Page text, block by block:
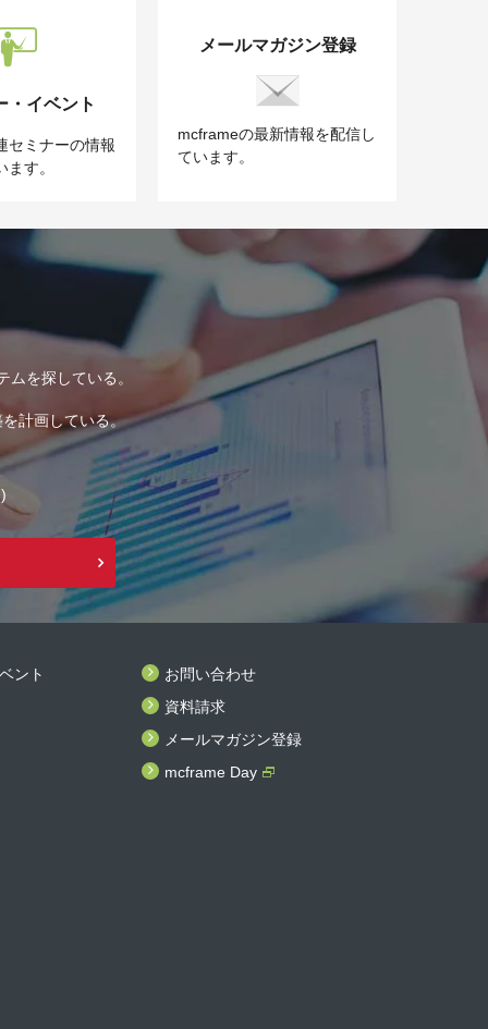
・イベント
セミナーの情報
す。
メールマガジン登録
mcframeの最新情報を配信し
ています。
を探している。
計画している。
ント
お問い合わせ
資料請求
メールマガジン登録
mcframe Day